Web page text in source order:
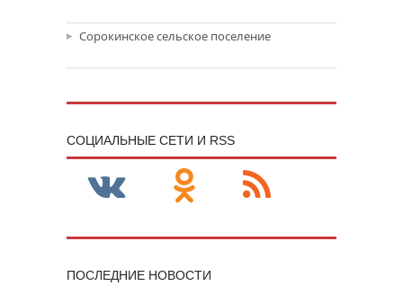
Сорокинское сельское поселение
CОЦИАЛЬНЫЕ СЕТИ И RSS
ПОСЛЕДНИЕ НОВОСТИ